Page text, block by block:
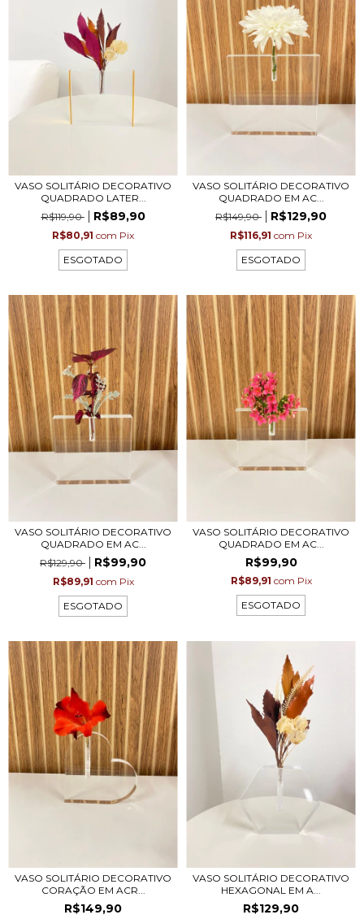
VASO SOLITÁRIO DECORATIVO
QUADRADO LATER...
R$119,90
R$89,90
R$80,91 com Pix
ESGOTADO
VASO SOLITÁRIO DECORATIVO
QUADRADO EM AC...
R$149,90
R$129,90
R$116,91 com Pix
ESGOTADO
VASO SOLITÁRIO DECORATIVO
QUADRADO EM AC...
R$129,90
R$99,90
R$89,91 com Pix
ESGOTADO
VASO SOLITÁRIO DECORATIVO
QUADRADO EM AC...
R$99,90
R$89,91 com Pix
ESGOTADO
VASO SOLITÁRIO DECORATIVO
CORAÇÃO EM ACR...
R$149,90
VASO SOLITÁRIO DECORATIVO
HEXAGONAL EM A...
R$129,90